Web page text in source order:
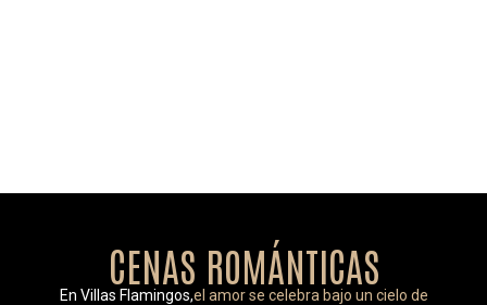
CENAS ROMÁNTICAS
En Villas Flamingos,el amor se celebra bajo un cielo de